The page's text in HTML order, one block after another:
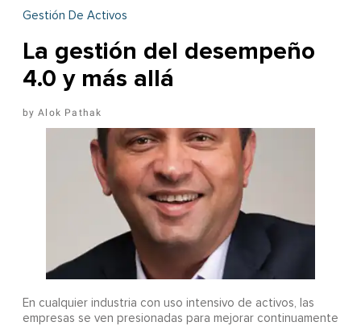
Gestión De Activos
La gestión del desempeño
4.0 y más allá
Alok Pathak
En cualquier industria con uso intensivo de activos, las
empresas se ven presionadas para mejorar continuamente